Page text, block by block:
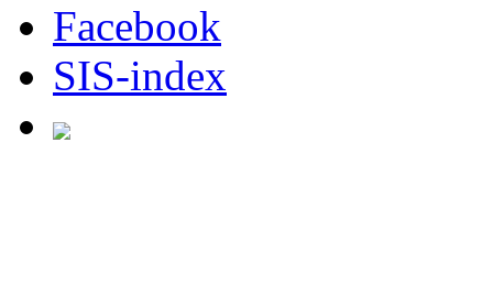
Facebook
SIS-index